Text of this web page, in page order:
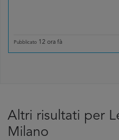
Pubblicato 12 ora fà
Altri risultati per
Milano